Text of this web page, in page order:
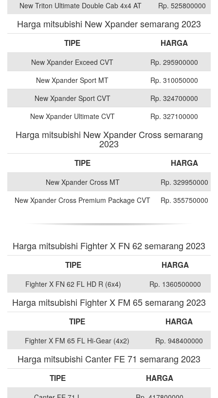
New Triton Ultimate Double Cab 4x4 AT
Rp. 525800000
Harga mitsubishi New Xpander semarang 2023
TIPE HARGA
New Xpander Exceed CVT
Rp. 295900000
New Xpander Sport MT
Rp. 310050000
New Xpander Sport CVT
Rp. 324700000
New Xpander Ultimate CVT
Rp. 327100000
Harga mitsubishi New Xpander Cross semarang
2023
TIPE HARGA
New Xpander Cross MT
Rp. 329950000
New Xpander Cross Premium Package CVT
Rp. 355750000
Harga mitsubishi Fighter X FN 62 semarang 2023
TIPE HARGA
Fighter X FN 62 FL HD R (6x4) Rp. 1360500000
Harga mitsubishi Fighter X FM 65 semarang 2023
TIPE HARGA
Fighter X FM 65 FL Hi-Gear (4x2) Rp. 948400000
Harga mitsubishi Canter FE 71 semarang 2023
TIPE HARGA